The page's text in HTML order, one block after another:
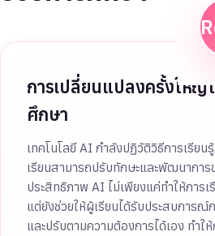
การเปลี่ยนแปลงครั้งใหญ่
ศึกษา
เทคโนโลยี AI กำลังปฏิวัติวิธีการเรีย
เรียนสามารถปรับทักษะและพัฒนาการ
ประสิทธิภาพ AI ไม่เพียงแค่ทำให้การเ
แต่ยังช่วยให้ผู้เรียนได้รับประสบการ
และปรับตามความต้องการได้เอง ทำให้